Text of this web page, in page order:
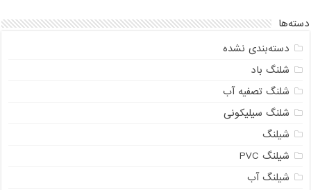
دسته‌ها
دسته‌بندی نشده
شلنگ باد
شلنگ تصفیه آب
شلنگ سیلیکونی
شیلنگ
شیلنگ PVC
شیلنگ آب